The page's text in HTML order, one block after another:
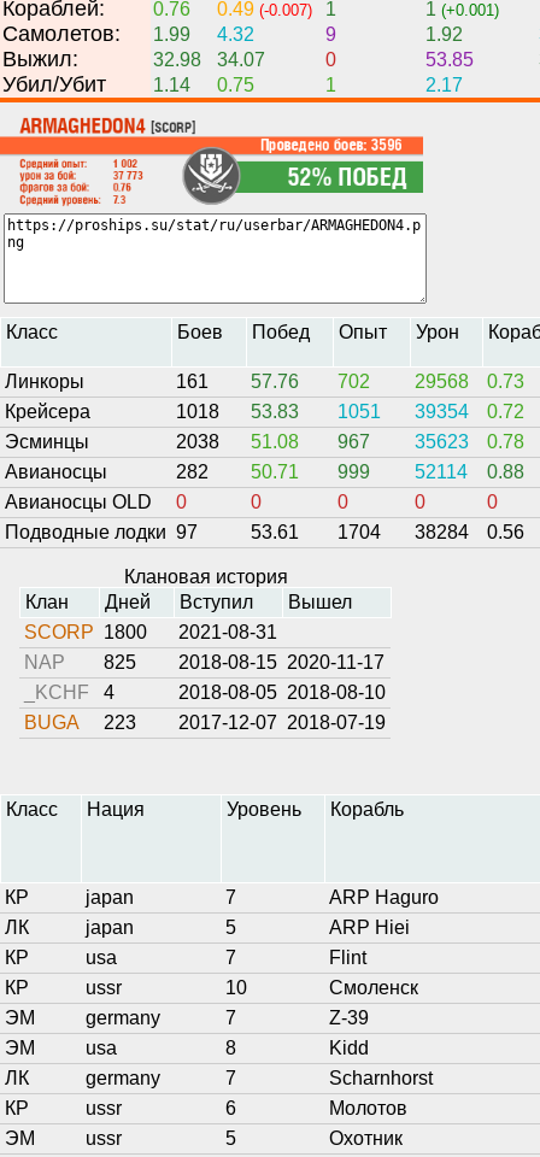
Кораблей: 0.76 0.49 (-0.007) 1 1 (+0.001)
Самолетов: 1.99 4.32 9 1.92
Выжил: 32.98 34.07 0 53.85
Убил/Убит 1.14 0.75 1 2.17
Класс Боев Побед Опыт Урон
Линкоры 161 57.76 702 29568
0.73
Крейсера
1018 53.83 1051 39354
0.72
Эсминцы
2038 51.08 967 35623
0.78
Авианосцы
282 50.71 999 52114
0.88
Авианосцы OLD
0 0 0 0
0
Подводные лодки 97 53.61 1704 38284 0.56
Клановая история
Клан
Дней Вступил
Вышел
SCORP 1800
2021-08-31
NAP
825 2018-08-15 2020-11-17
_KCHF
4 2018-08-05 2018-08-10
BUGA
223 2017-12-07 2018-07-19
Класс Нация Уровень Корабль
КР japan 7
ARP Haguro
ЛК
japan 5
ARP Hiei
КР
usa 7
Flint
КР
ussr 10
Смоленск
ЭМ
germany 7
Z-39
ЭМ
usa 8
Kidd
ЛК
germany 7
Scharnhorst
КР
ussr 6
Молотов
ЭМ
ussr 5
Охотник